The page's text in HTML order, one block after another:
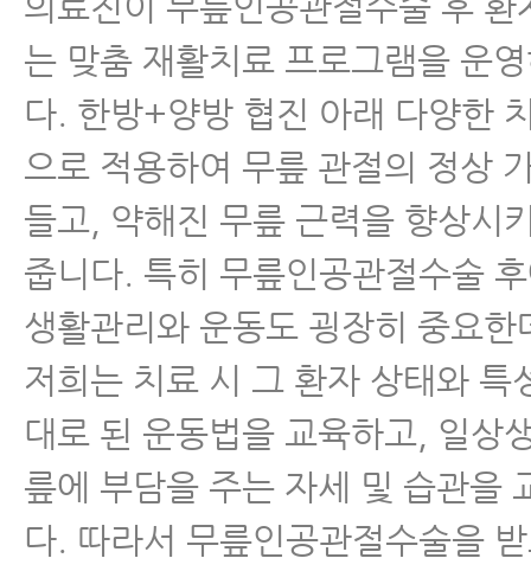
는 맞춤 재활치료 프로그램을 운
다. 한방+양방 협진 아래 다양한
으로 적용하여 무릎 관절의 정상
들고, 약해진 무릎 근력을 향상시
줍니다. 특히 무릎인공관절수술
생활관리와 운동도 굉장히 중요한
저희는 치료 시 그 환자 상태와 특
대로 된 운동법을 교육하고, 일상
릎에 부담을 주는 자세 및 습관을
다. 따라서 무릎인공관절수술을